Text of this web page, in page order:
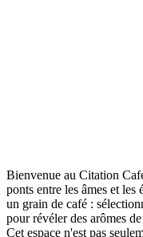
Bienvenue au Citation
ponts entre les âmes et
un grain de café :
pour révéler des arômes
Cet espace n'est pas